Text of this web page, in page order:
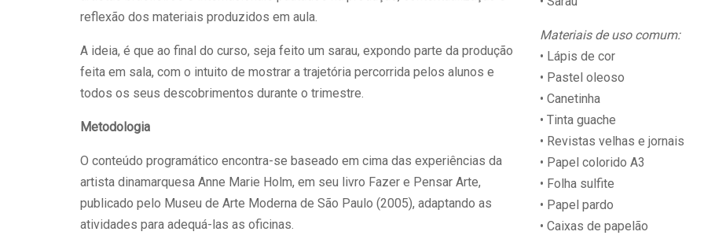
reflexão dos materiais produzidos em aula.
A ideia, é que ao final do curso, seja feito um sarau, expondo parte da produção
feita em sala, com o intuito de mostrar a trajetória percorrida pelos alunos e
todos os seus descobrimentos durante o trimestre.
Metodologia
O conteúdo programático encontra-se baseado em cima das experiências da
artista dinamarquesa Anne Marie Holm, em seu livro Fazer e Pensar Arte,
publicado pelo Museu de Arte Moderna de São Paulo (2005), adaptando as
atividades para adequá-las as oficinas.
Materiais de uso comum:
• Lápis de cor
• Pastel oleoso
• Canetinha
• Tinta guache
• Revistas velhas e jornais
• Papel colorido A3
• Folha sulfite
• Papel pardo
• Caixas de papelão